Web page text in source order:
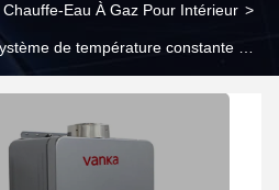
Chauffe-Eau À Gaz Pour Intérieur >
de température constante de